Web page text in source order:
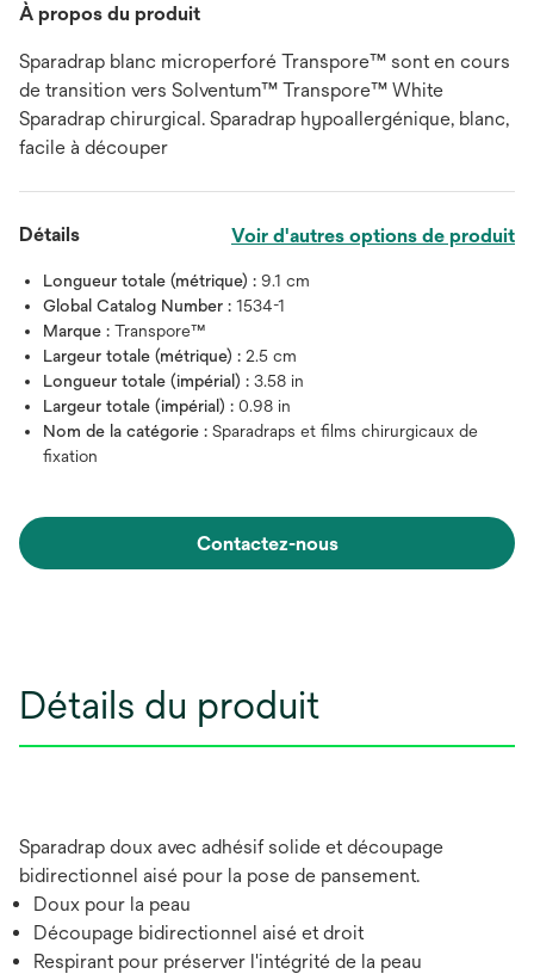
À propos du produit
Sparadrap blanc microperforé Transpore™ sont en cours
de transition vers Solventum™ Transpore™ White
Sparadrap chirurgical. Sparadrap hypoallergénique, blanc,
facile à découper
Détails Voir d'autres options de produit
Longueur totale (métrique) : 9.1 cm
Global Catalog Number : 1534-1
Marque : Transpore™
Largeur totale (métrique) : 2.5 cm
Longueur totale (impérial) : 3.58 in
Largeur totale (impérial) : 0.98 in
Nom de la catégorie : Sparadraps et films chirurgicaux de
fixation
Contactez-nous
Détails du produit
Sparadrap doux avec adhésif solide et découpage
bidirectionnel aisé pour la pose de pansement.
Doux pour la peau
Découpage bidirectionnel aisé et droit
Respirant pour préserver l'intégrité de la peau